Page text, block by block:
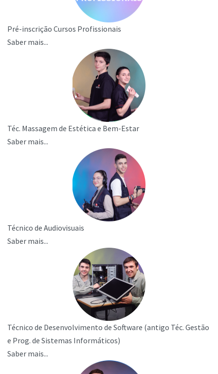
Pré-inscrição Cursos Profissionais
Saber mais...
Téc. Massagem de Estética e Bem-Estar
Saber mais...
Técnico de Audiovisuais
Saber mais...
Técnico de Desenvolvimento de Software (antigo Téc. Gestão
e Prog. de Sistemas Informáticos)
Saber mais...